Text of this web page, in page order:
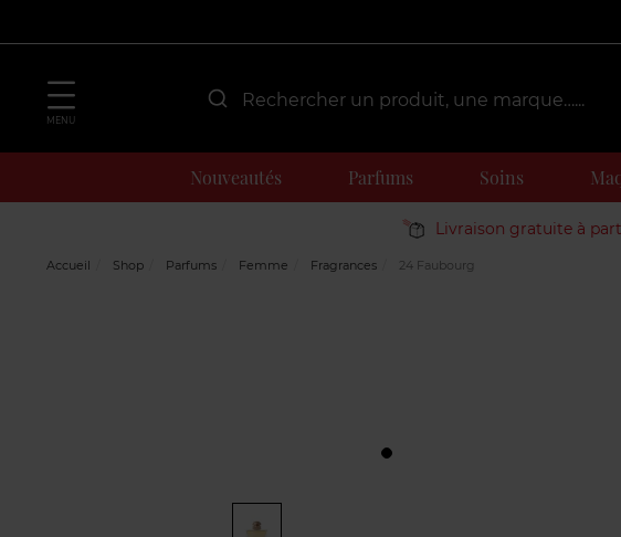
MENU
Nouveautés Parfums Soins
Livraison gratuite à
Accueil Shop Parfums Femme Fragrances 24 Faubourg